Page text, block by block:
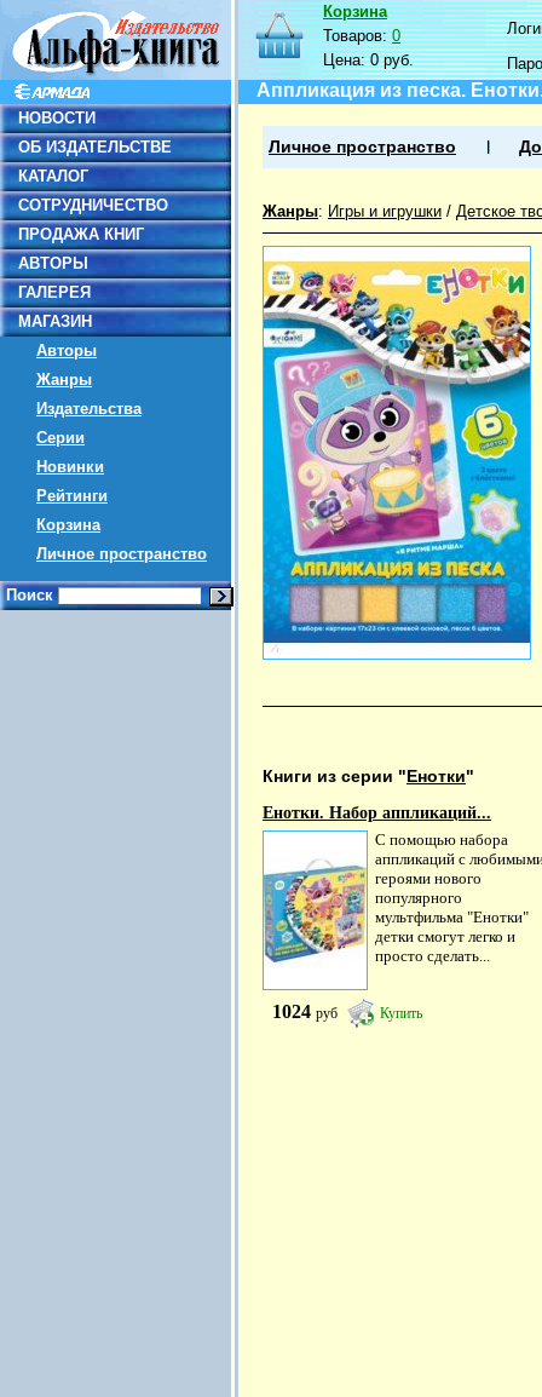
НОВОСТИ
ОБ ИЗДАТЕЛЬСТВЕ
КАТАЛОГ
СОТРУДНИЧЕСТВО
ПРОДАЖА КНИГ
АВТОРЫ
ГАЛЕРЕЯ
МАГАЗИН
Авторы
Жанры
Издательства
Серии
Новинки
Рейтинги
Корзина
Личное пространство
Поиск
Корзина
Товаров:0
Цена:0 руб.
Аппликация из песка.
Личное пространство
Жанры: Игры и игрушки / Детское
Книги из серии "Енотки"
Енотки. Набор аппликаций...
С помощью набора
аппликаций с
героями нового
популярного
мультфильма "Енотки"
детки смогут легко и
просто сделать...
1024 руб Купить